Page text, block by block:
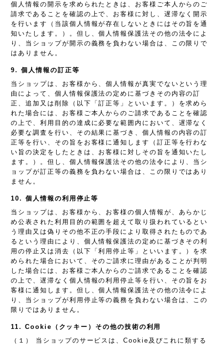
個人情報の開示を求められたときは、お客様ご本人からのご
請求であることを確認の上で、お客様に対し、遅滞なく開示
を行います（当該個人情報が存在しないときにはその旨を通
知いたします。）。但し、個人情報保護法その他の法令によ
り、当ショップが開示の義務を負わない場合は、この限りで
はありません。
9. 個人情報の訂正等
当ショップは、お客様から、個人情報が真実でないという理
由によって、個人情報保護法の定めに基づきその内容の訂
正、追加又は削除（以下「訂正等」といいます。）を求めら
れた場合には、お客様ご本人からのご請求であることを確認
の上で、利用目的の達成に必要な範囲内において、遅滞なく
必要な調査を行い、その結果に基づき、個人情報の内容の訂
正等を行い、その旨をお客様に通知します（訂正等を行わな
い旨の決定をしたときは、お客様に対しその旨を通知いたし
ます。）。但し、個人情報保護法その他の法令により、当シ
ョップが訂正等の義務を負わない場合は、この限りではあり
ません。
10. 個人情報の利用停止等
当ショップは、お客様から、お客様の個人情報が、あらかじ
め公表された利用目的の範囲を超えて取り扱われているとい
う理由又は偽りその他不正の手段により取得されたものであ
るという理由により、個人情報保護法の定めに基づきその利
用の停止又は消去（以下「利用停止等」といいます。）を求
められた場合において、そのご請求に理由があることが判明
した場合には、お客様ご本人からのご請求であることを確認
の上で、遅滞なく個人情報の利用停止等を行い、その旨をお
客様に通知します。但し、個人情報保護法その他の法令によ
り、当ショップが利用停止等の義務を負わない場合は、この
限りではありません。
11. Cookie（クッキー）その他の技術の利用
（１） 当ショップのサービスは、Cookie及びこれに類する